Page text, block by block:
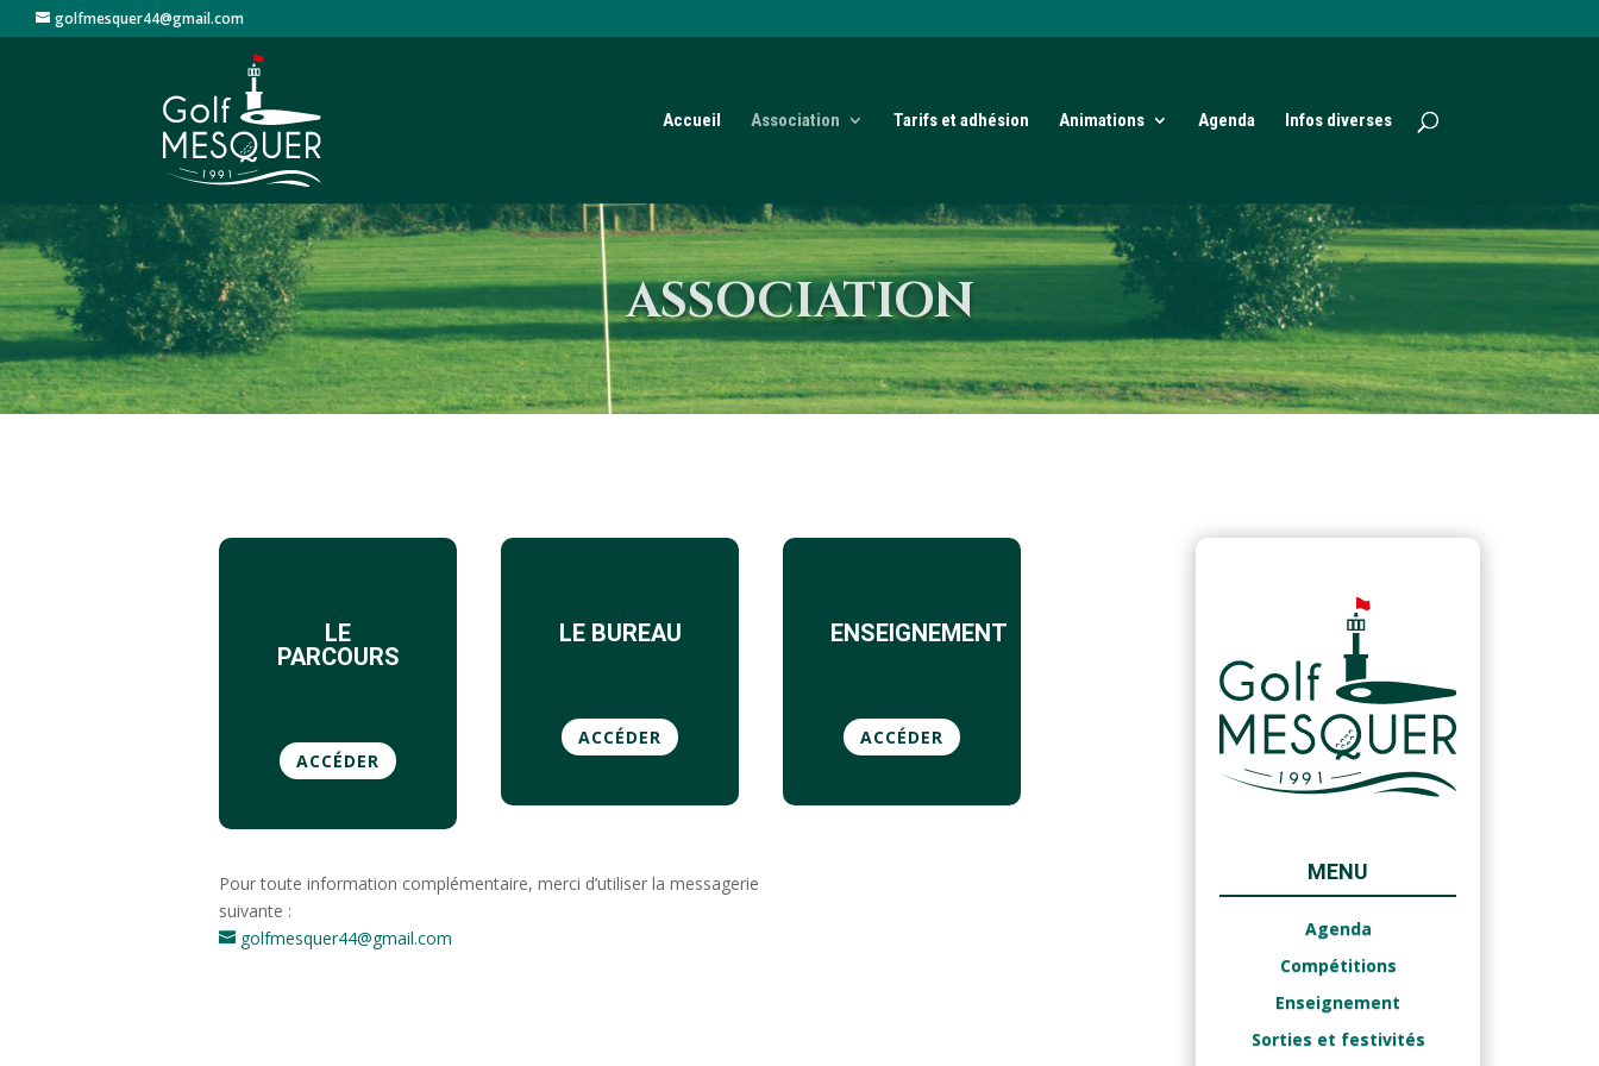
golfmesquer44@gmail.com
Accueil Association Tarifs et adhésion Animations Agenda Infos diverses
ASSOCIATION
LE
PARCOURS
ACCÉDER
LE BUREAU
ACCÉDER
ENSEIGNEMENT
ACCÉDER
Pour toute information complémentaire, merci d’utiliser la messagerie
suivante :
golfmesquer44@gmail.com
MENU
Agenda
Compétitions
Enseignement
Sorties et festivités